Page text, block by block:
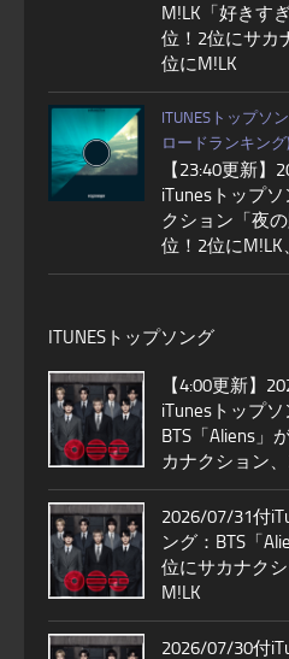
M!LK「好きす
位！2位にサカ
位にM!LK
ITUNESトップソ
ロードランキング)
【23:40更新】
iTunesトップ
クション「夜
位！2位にM!LK
ITUNESトップソング
【4:00更新】
iTunesトップソ
BTS「Aliens」
カナクション
2026/07/31付
ング：BTS「
位にサカナク
M!LK
2026/07/30付